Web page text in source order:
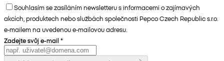
Souhlasím se zasíláním newsletteru s informacemi o zajímavých
akcích, produktech nebo službách společnosti Pepco Czech Republic s.r.o.
e-mailem na uvedenou e-mailovou adresu.
Zadejte svůj e-mail *